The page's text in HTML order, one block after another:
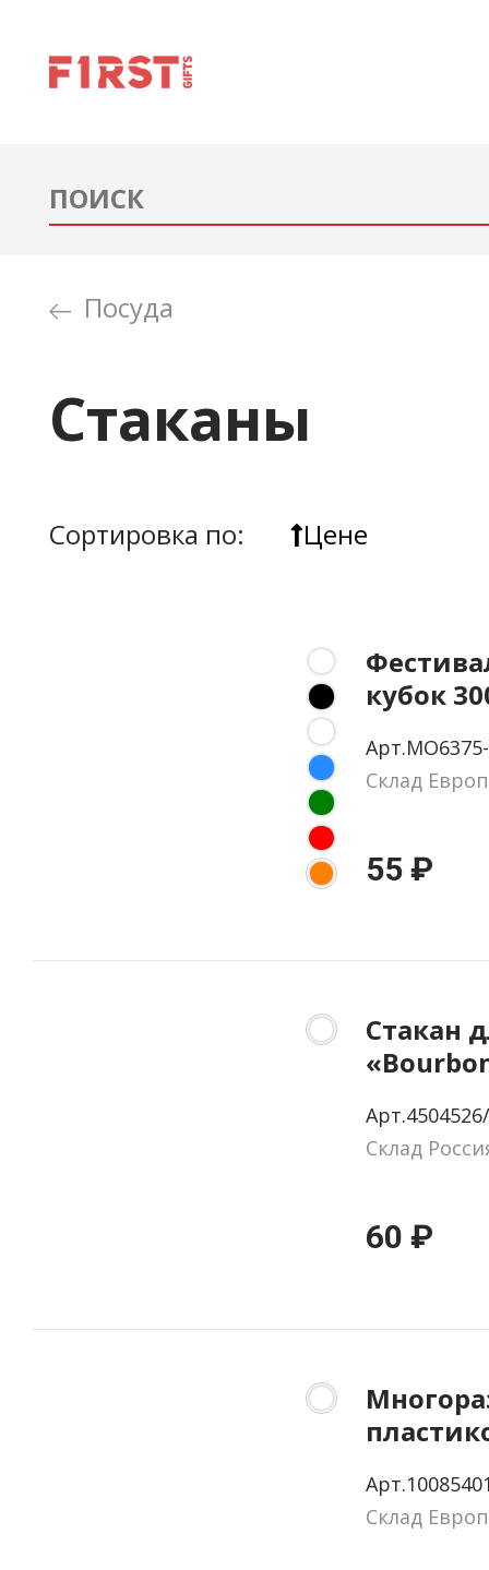
Посуда
Стаканы
Сортировка по: Цене
кубок
Склад
55 ₽
Стакан
Склад
60 ₽
Склад